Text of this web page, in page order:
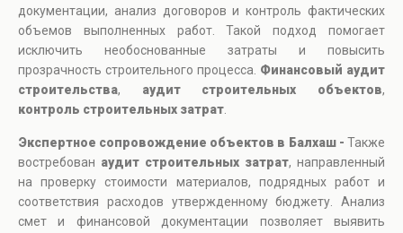
документации, анализ договоров и контроль фактических
объемов выполненных работ. Такой подход помогает
исключить необоснованные затраты и повысить
прозрачность строительного процесса. Финансовый аудит
строительства, аудит строительных объектов,
контроль строительных затрат
Экспертное сопровождение объектов в Балхаш - Также
востребован аудит строительных затрат, направленный
на проверку стоимости материалов, подрядных работ и
соответствия расходов утвержденному бюджету. Анализ
смет и финансовой документации позволяет выявить